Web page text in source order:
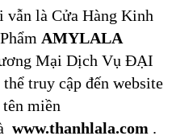
vẫn là Cửa Hàng Kinh
AMYLALA
Mại Dịch Vụ ĐẠI
truy cập đến website
miền
www.thanhlala.com .